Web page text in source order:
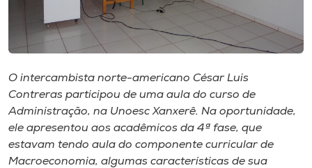
Museu
Store
Selecione
o idioma
O intercambista norte-americano César Luis
Contreras participou de uma aula do curso de
Administração, na Unoesc Xanxerê. Na oportunidade,
ele apresentou aos acadêmicos da 4ª fase, que
estavam tendo aula do componente curricular de
Macroeconomia, algumas características de sua